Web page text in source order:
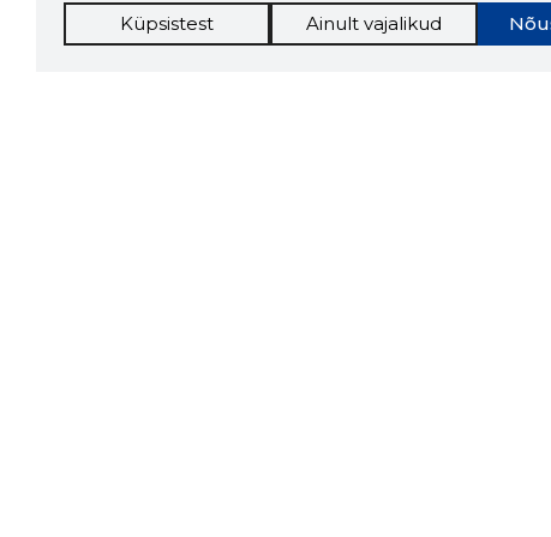
Küpsistest Ainult vajalikud